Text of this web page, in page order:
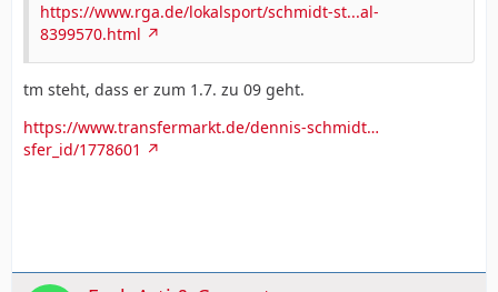
https://www.rga.de/lokalsport/schmidt-st...al-
8399570.html
tm steht, dass er zum 1.7. zu 09 geht.
https://www.transfermarkt.de/dennis-schmidt…
sfer_id/1778601